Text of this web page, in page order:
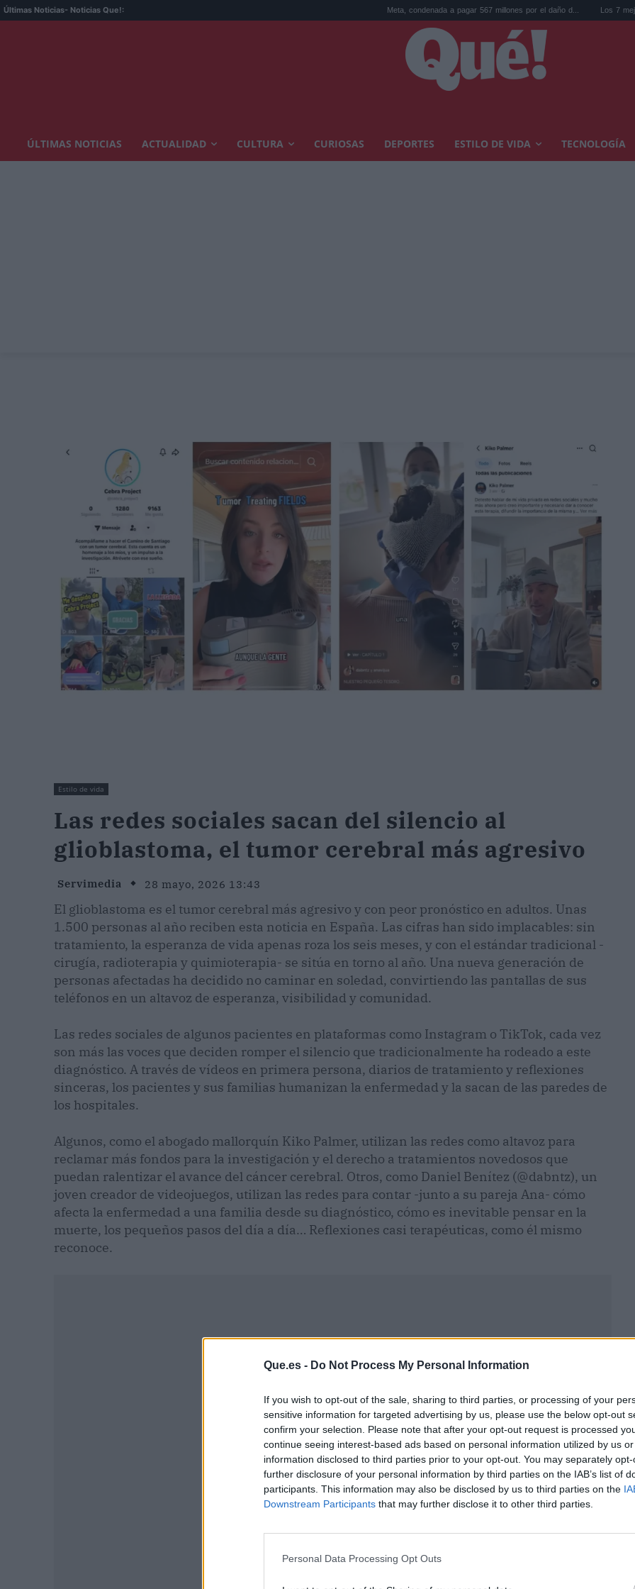
Que.es - Do Not Process My Personal Information
If you wish to opt-out of the sale, sharing to third parties, or processing of your
sensitive information for targeted advertising by us, please use the below opt-out
confirm your selection. Please note that after your opt-out request is processed
continue seeing interest-based ads based on personal information utilized by us
information disclosed to third parties prior to your opt-out. You may separately
further disclosure of your personal information by third parties on the IAB’s list of
participants. This information may also be disclosed by us to third parties on the
Downstream Participants that may further disclose it to other third parties.
Personal Data Processing Opt Outs
Últimas Noticias- Noticias Que!: Meta, condenada a pagar 567 millones por el daño d... Los 7 mejores discos de
ÚLTIMAS NOTICIAS ACTUALIDAD CULTURA CURIOSAS DEPORTES ESTILO DE VIDA TECNOLOGÍA
Estilo de vida
Las redes sociales sacan del silencio al
glioblastoma, el tumor cerebral más agresivo
Servimedia 28 mayo, 2026 13:43
El glioblastoma es el tumor cerebral más agresivo y con peor pronóstico en adultos. Unas
1.500 personas al año reciben esta noticia en España. Las cifras han sido implacables: sin
tratamiento, la esperanza de vida apenas roza los seis meses, y con el estándar tradicional -
cirugía, radioterapia y quimioterapia- se sitúa en torno al año. Una nueva generación de
personas afectadas ha decidido no caminar en soledad, convirtiendo las pantallas de sus
teléfonos en un altavoz de esperanza, visibilidad y comunidad.
Las redes sociales de algunos pacientes en plataformas como Instagram o TikTok, cada vez
son más las voces que deciden romper el silencio que tradicionalmente ha rodeado a este
diagnóstico. A través de vídeos en primera persona, diarios de tratamiento y reflexiones
sinceras, los pacientes y sus familias humanizan la enfermedad y la sacan de las paredes de
los hospitales.
Algunos, como el abogado mallorquín Kiko Palmer, utilizan las redes como altavoz para
reclamar más fondos para la investigación y el derecho a tratamientos novedosos que
puedan ralentizar el avance del cáncer cerebral. Otros, como Daniel Benítez (@dabntz), un
joven creador de videojuegos, utilizan las redes para contar -junto a su pareja Ana- cómo
afecta la enfermedad a una familia desde su diagnóstico, cómo es inevitable pensar en la
muerte, los pequeños pasos del día a día… Reflexiones casi terapéuticas, como él mismo
reconoce.
Publicidad